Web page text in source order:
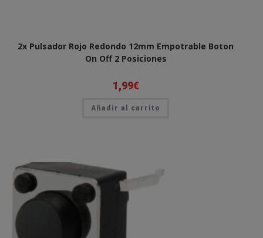
2x Pulsador Rojo Redondo 12mm Empotrable Boton
On Off 2 Posiciones
1,99€
Añadir al carrito